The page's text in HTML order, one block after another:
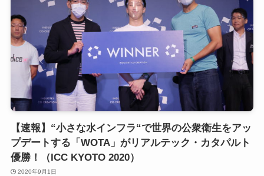
【速報】“小さな水インフラ“で世界の公衆衛生をアッ
プデートする「WOTA」がリアルテック・カタパルト
優勝！（ICC KYOTO 2020）
2020年9月1日